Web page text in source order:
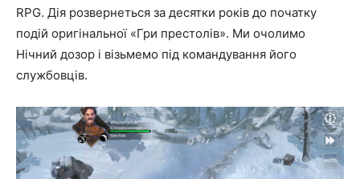
RPG. Дія розвернеться за десятки років до початку
подій оригінальної «Гри престолів». Ми очолимо
Нічний дозор і візьмемо під командування його
службовців.